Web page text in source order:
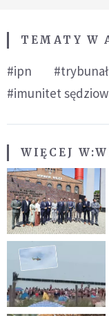
TEMATY W
#ipn
#imunitet
WIĘCEJ W: